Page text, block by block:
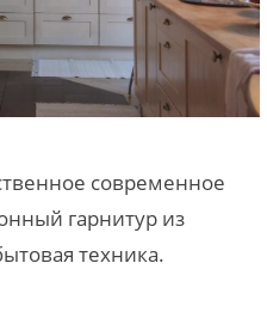
современное
гарнитур из
техника.